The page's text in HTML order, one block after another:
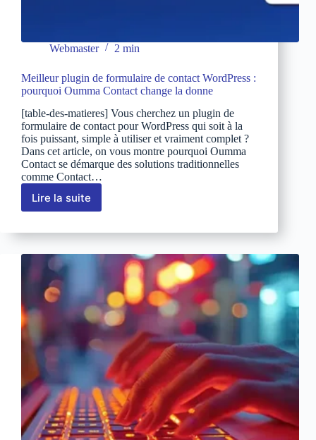
Webmaster 2 min
Meilleur plugin de formulaire de contact WordPress :
pourquoi Oumma Contact change la donne
[table-des-matieres] Vous cherchez un plugin de
formulaire de contact pour WordPress qui soit à la
fois puissant, simple à utiliser et vraiment complet ?
Dans cet article, on vous montre pourquoi Oumma
Contact se démarque des solutions traditionnelles
comme Contact…
Lire la suite
Meilleur
de
de
contact
WordPress
:
pourquoi
Oumma
Contact
change